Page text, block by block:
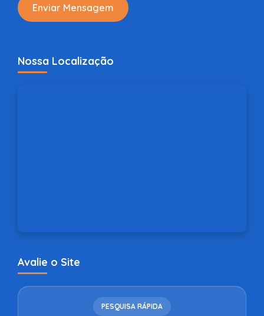
Enviar Mensagem
Nossa Localização
Avalie o Site
PESQUISA RÁPIDA